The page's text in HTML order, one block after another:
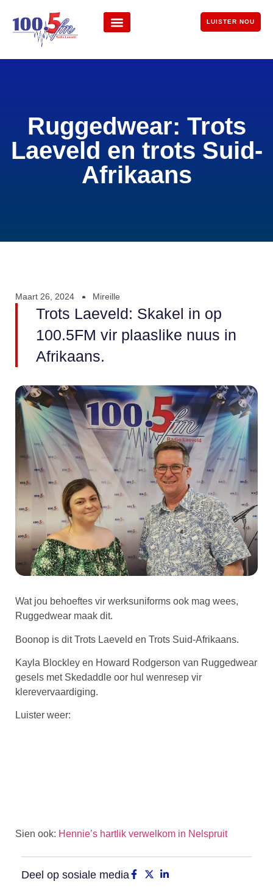
LUISTER NOU
Ruggedwear: Trots
Laeveld en trots Suid-
Afrikaans
Maart 26, 2024 Mireille
Trots Laeveld: Skakel in op
100.5FM vir plaaslike nuus in
Afrikaans.
Wat jou behoeftes vir werksuniforms ook mag wees,
Ruggedwear maak dit.
Boonop is dit Trots Laeveld en Trots Suid-Afrikaans.
Kayla Blockley en Howard Rodgerson van Ruggedwear
gesels met Skedaddle oor hul wenresep vir
klerevervaardiging.
Luister weer:
Sien ook: Hennie’s hartlik verwelkom in Nelspruit
Deel op sosiale media